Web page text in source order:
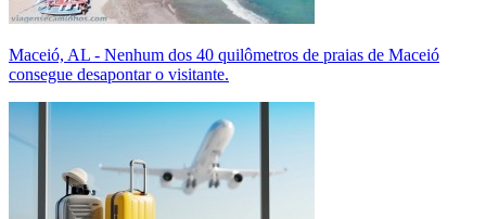
Maceió, AL - Nenhum dos 40 quilômetros de praias de Maceió
consegue desapontar o visitante.